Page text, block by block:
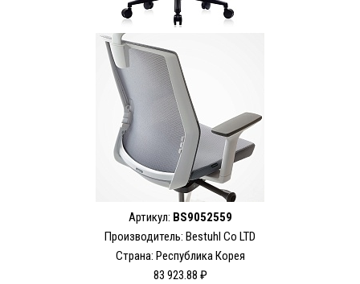
Артикул: BS9052559
Производитель: Bestuhl Co LTD
Страна: Республика Корея
83 923.88 ₽